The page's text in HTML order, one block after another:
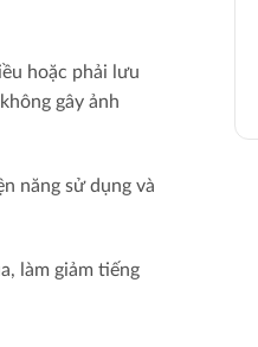
hoặc phải lưu
gây ảnh
năng sử dụng và
làm giảm tiếng